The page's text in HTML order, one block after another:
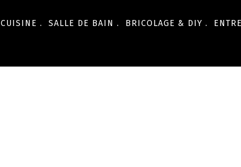
CUISINE . SALLE DE BAIN . BRICOLAGE & DIY .